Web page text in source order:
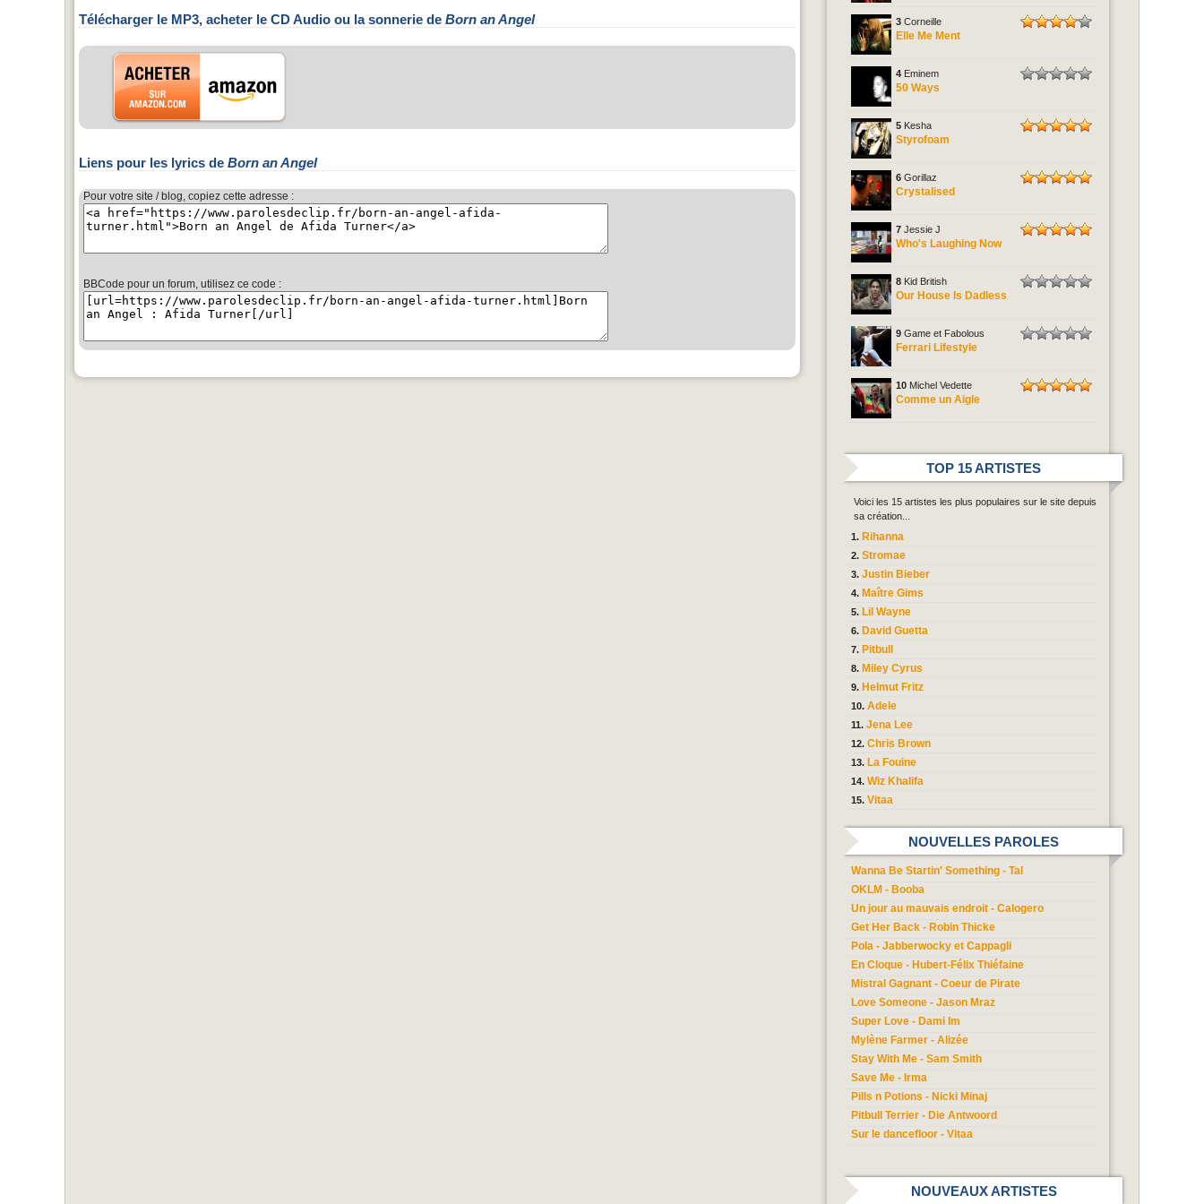
Télécharger le MP3, acheter le CD Audio ou la sonnerie de Born an Angel
Liens pour les lyrics de Born an Angel
Pour votre site / blog, copiez cette adresse :
BBCode pour un forum, utilisez ce code :
3 Corneille
Elle Me Ment
4 Eminem
50 Ways
5 Kesha
Styrofoam
6 Gorillaz
Crystalised
7 Jessie J
Who's Laughing Now
8 Kid British
Our House Is Dadless
9 Game et Fabolous
Ferrari Lifestyle
10 Michel Vedette
Comme un Aigle
TOP 15 ARTISTES
Voici les 15 artistes les plus populaires sur le site depuis
sa création...
Rihanna
Stromae
Justin Bieber
Maître Gims
Lil Wayne
David Guetta
Pitbull
Miley Cyrus
Helmut Fritz
Adele
Jena Lee
Chris Brown
La Fouine
Wiz Khalifa
Vitaa
NOUVELLES PAROLES
Wanna Be Startin' Something - Tal
OKLM - Booba
Un jour au mauvais endroit - Calogero
Get Her Back - Robin Thicke
Pola - Jabberwocky et Cappagli
En Cloque - Hubert-Félix Thiéfaine
Mistral Gagnant - Coeur de Pirate
Love Someone - Jason Mraz
Super Love - Dami Im
Mylène Farmer - Alizée
Stay With Me - Sam Smith
Save Me - Irma
Pills n Potions - Nicki Minaj
Pitbull Terrier - Die Antwoord
Sur le dancefloor - Vitaa
NOUVEAUX ARTISTES